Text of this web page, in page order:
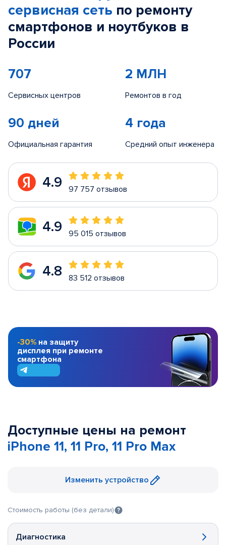
сервисная сеть по ремонту
смартфонов и ноутбуков в
России
707
Сервисных центров
2 МЛН
Ремонтов в год
90 дней
Официальная гарантия
4 года
Средний опыт инженера
4.9 97 757 отзывов
4.9 95 015 отзывов
4.8 83 512 отзывов
-30% на защиту
дисплея при ремонте
смартфона
Доступные цены на ремонт
iPhone 11, 11 Pro, 11 Pro Max
Изменить устройство
Стоимость работы (без детали)
Диагностика